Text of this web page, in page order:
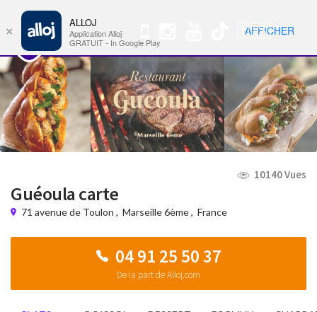
🇺🇸 Nav
10140 Vues
Guéoula carte
71 avenue de Toulon , Marseille 6ème, France
04 91 25 50 37
De la part de Alloj.com
×
ALLOJ
Application Alloj
GRATUIT - In Google Play
AFFICHER